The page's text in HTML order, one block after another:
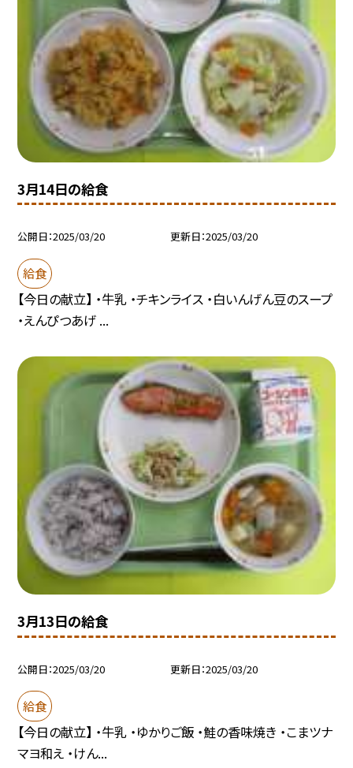
3月14日の給食
公開日 2025/03/20 更新日 2025/03/20
給食
【今日の献立】 ・牛乳 ・チキンライス ・白いんげん豆のスープ
・えんぴつあげ ...
3月13日の給食
公開日 2025/03/20 更新日 2025/03/20
給食
【今日の献立】 ・牛乳 ・ゆかりご飯 ・鮭の香味焼き ・こまツナ
マヨ和え ・けん...